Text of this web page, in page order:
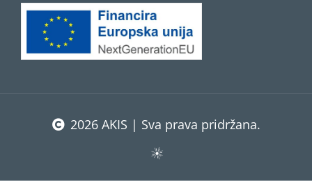
2026 AKIS | Sva prava pridržana.